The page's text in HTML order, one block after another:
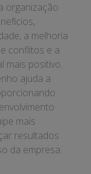
organização
a melhoria
conflitos e a
mais positivo.
ajuda a
mais
resultados
da empresa.